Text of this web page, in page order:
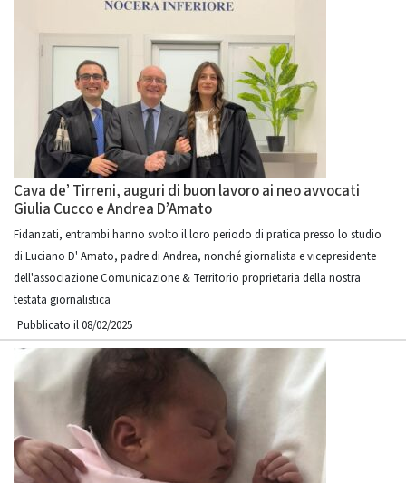
Cava de’ Tirreni, auguri di buon lavoro ai neo avvocati
Giulia Cucco e Andrea D’Amato
Fidanzati, entrambi hanno svolto il loro periodo di pratica presso lo studio
di Luciano D' Amato, padre di Andrea, nonché giornalista e vicepresidente
dell'associazione Comunicazione & Territorio proprietaria della nostra
testata giornalistica
Pubblicato il 08/02/2025